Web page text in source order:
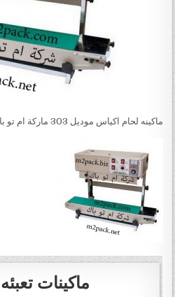
ماكينه لحام اكياس موديل 303 ماركة ام تو باك